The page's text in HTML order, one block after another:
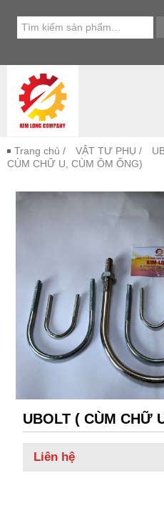
Trang chủ / VẬT TƯ PHỤ /
CÙM CHỮ U, CÙM ÔM ỐNG)
UBOLT ( CÙM CHỮ
Liên hệ